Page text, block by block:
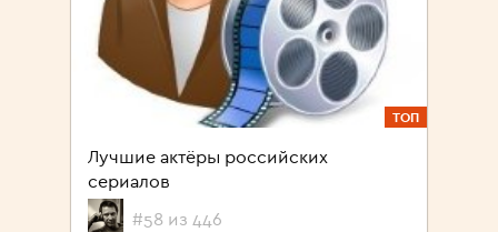
ТОП
Лучшие актёры российских
сериалов
#58 из 446